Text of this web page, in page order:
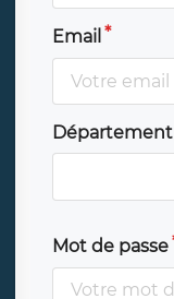
Email
Département
Mot de passe